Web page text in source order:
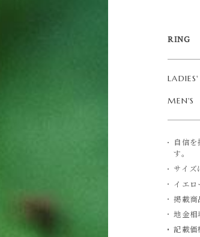
RING
LADIES'
MEN'S
自信
す。
サイズ
イエロ
掲載商
地金相
記載価